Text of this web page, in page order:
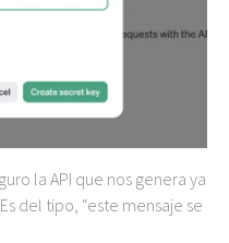
la API que nos genera ya
del tipo, “este mensaje se